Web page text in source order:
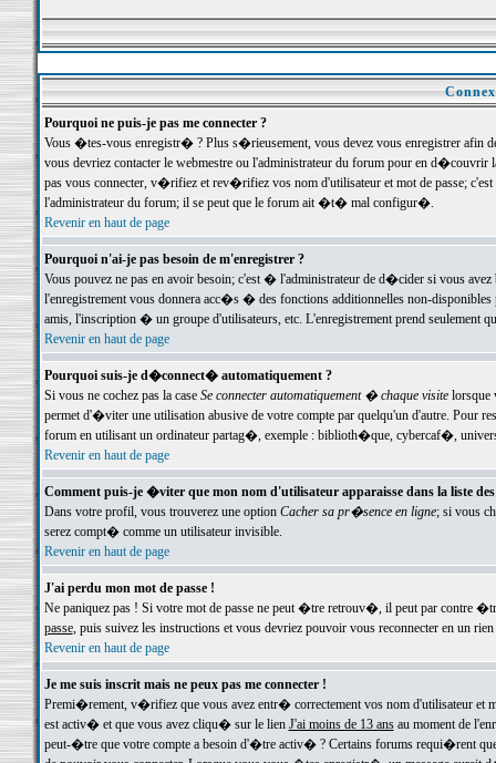
Pourquoi ne puis-je pas me connecter ?
Vous �tes-vous enregistr� ? Plus s�rieusement, vous devez vous enregistrer
vous devriez contacter le webmestre ou l'administrateur du forum pour en
pas vous connecter, v�rifiez et rev�rifiez vos nom d'utilisateur et mot de passe;
l'administrateur du forum; il se peut que le forum ait �t� mal configur�.
Revenir en haut de page
Pourquoi n'ai-je pas besoin de m'enregistrer ?
Vous pouvez ne pas en avoir besoin; c'est � l'administrateur de d�cider si vous
l'enregistrement vous donnera acc�s � des fonctions additionnelles non-
amis, l'inscription � un groupe d'utilisateurs, etc. L'enregistrement prend seulement
Revenir en haut de page
Pourquoi suis-je d�connect� automatiquement ?
Si vous ne cochez pas la case Se connecter automatiquement � chaque visitelorsque
permet d'�viter une utilisation abusive de votre compte par quelqu'un d'autre. Pour
forum en utilisant un ordinateur partag�, exemple : biblioth�que, cybercaf�,
Revenir en haut de page
Comment puis-je �viter que mon nom d'utilisateur apparaisse dans la liste
Dans votre profil, vous trouverez une option Cacher sa pr�sence en ligne; si vous
serez compt� comme un utilisateur invisible.
Revenir en haut de page
J'ai perdu mon mot de passe !
Ne paniquez pas ! Si votre mot de passe ne peut �tre retrouv�, il peut par contre
passe, puis suivez les instructions et vous devriez pouvoir vous reconnecter en un rien
Revenir en haut de page
Je me suis inscrit mais ne peux pas me connecter !
Premi�rement, v�rifiez que vous avez entr� correctement vos nom d'utilisateur
est activ� et que vous avez cliqu� sur le lien J'ai moins de 13 ansau moment de
peut-�tre que votre compte a besoin d'�tre activ� ? Certains forums requi�rent